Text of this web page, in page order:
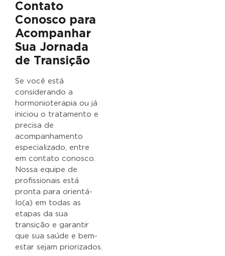
Contato
Conosco para
Acompanhar
Sua Jornada
de Transição
Se você está
considerando a
hormonioterapia ou já
iniciou o tratamento e
precisa de
acompanhamento
especializado, entre
em contato conosco.
Nossa equipe de
profissionais está
pronta para orientá-
lo(a) em todas as
etapas da sua
transição e garantir
que sua saúde e bem-
estar sejam priorizados.